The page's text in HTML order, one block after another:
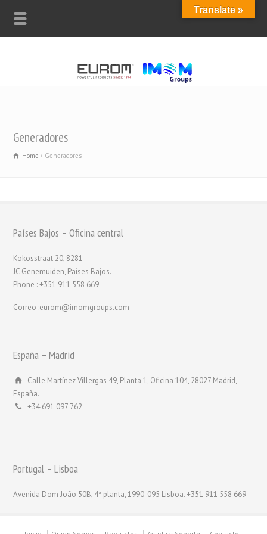
Generadores
Home Generadores
Países Bajos – Oficina central
Kokosstraat 20, 8281
JC Genemuiden, Países Bajos.
Phone : +351 911 558 669
Correo :eurom@imomgroups.com
España – Madrid
Calle Martínez Villergas 49, Planta 1, Oficina 104, 28027 Madrid,
España.
+34 691 097 762
Portugal – Lisboa
Avenida Dom João 50B, 4ª planta, 1990-095 Lisboa. +351 911 558 669
Translate »